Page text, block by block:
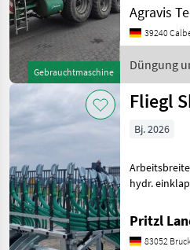
Gebrauchtmaschine
Güllefässer
Agravis
39240
Düngung
/ Samson
Fliegl
Bj. 2026
hydr.
Pritzl
83052